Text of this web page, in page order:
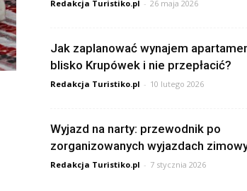
Redakcja Turistiko.pl - 26 maja 2026
Jak zaplanować wynajem
blisko Krupówek i nie przepłacić?
Redakcja Turistiko.pl - 10 lutego 2026
Wyjazd na narty: przewodnik po
zorganizowanych wyjazdach
Redakcja Turistiko.pl - 7 stycznia 2026